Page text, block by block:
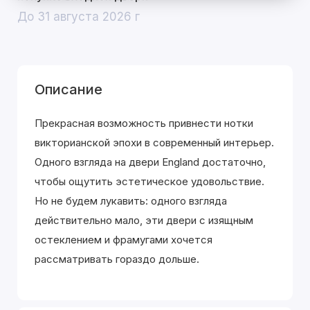
До 31 августа 2026 г
Описание
Прекрасная возможность привнести нотки
викторианской эпохи в современный интерьер.
Одного взгляда на двери England достаточно,
чтобы ощутить эстетическое удовольствие.
Но не будем лукавить: одного взгляда
действительно мало, эти двери с изящным
остеклением и фрамугами хочется
рассматривать гораздо дольше.